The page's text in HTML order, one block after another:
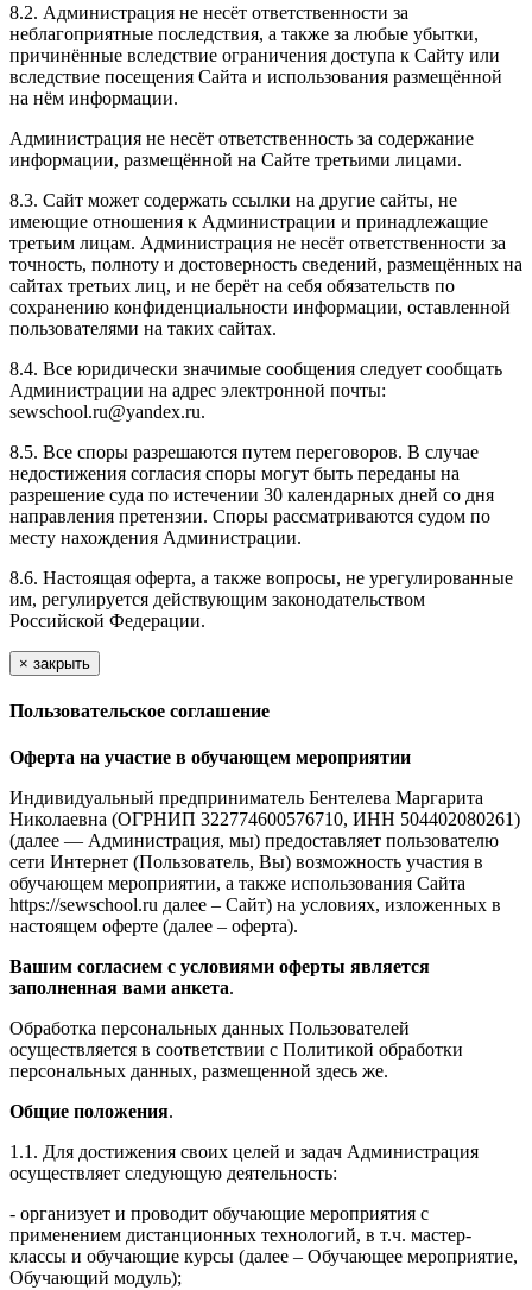
8.2. Администрация не несёт ответственности за
неблагоприятные последствия, а также за любые убытки,
причинённые вследствие ограничения доступа к Сайту или
вследствие посещения Сайта и использования размещённой
на нём информации.
Администрация не несёт ответственность за содержание
информации, размещённой на Сайте третьими лицами.
8.3. Сайт может содержать ссылки на другие сайты, не
имеющие отношения к Администрации и принадлежащие
третьим лицам. Администрация не несёт ответственности за
точность, полноту и достоверность сведений, размещённых на
сайтах третьих лиц, и не берёт на себя обязательств по
сохранению конфиденциальности информации, оставленной
пользователями на таких сайтах.
8.4. Все юридически значимые сообщения следует сообщать
Администрации на адрес электронной почты:
sewschool.ru@yandex.ru.
8.5. Все споры разрешаются путем переговоров. В случае
недостижения согласия споры могут быть переданы на
разрешение суда по истечении 30 календарных дней со дня
направления претензии. Споры рассматриваются судом по
месту нахождения Администрации.
8.6. Настоящая оферта, а также вопросы, не урегулированные
им, регулируется действующим законодательством
Российской Федерации.
× закрыть
Пользовательское соглашение
Оферта на участие в обучающем мероприятии
Индивидуальный предприниматель Бентелева Маргарита
Николаевна (ОГРНИП 322774600576710, ИНН 504402080261)
(далее — Администрация, мы) предоставляет пользователю
сети Интернет (Пользователь, Вы) возможность участия в
обучающем мероприятии, а также использования Сайта
https://sewschool.ru далее – Сайт) на условиях, изложенных в
настоящем оферте (далее – оферта).
Вашим согласием с условиями оферты является
заполненная вами анкета.
Обработка персональных данных Пользователей
осуществляется в соответствии с Политикой обработки
персональных данных, размещенной здесь же.
Общие положения.
1.1. Для достижения своих целей и задач Администрация
осуществляет следующую деятельность:
- организует и проводит обучающие мероприятия с
применением дистанционных технологий, в т.ч. мастер-
классы и обучающие курсы (далее – Обучающее мероприятие,
Обучающий модуль);